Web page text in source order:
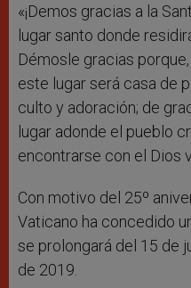
«¡Demos gracias a la
lugar santo donde
Démosle gracias
este lugar será casa de
culto y adoración; de
lugar adonde el pueblo
encontrarse con el Dios
Con motivo del 25º
Vaticano ha concedido
se prolongará del 15 de
de 2019.